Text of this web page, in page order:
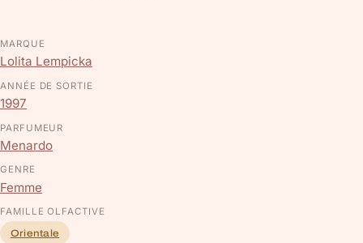
MARQUE
Lolita Lempicka
ANNÉE DE SORTIE
1997
PARFUMEUR
Menardo
GENRE
Femme
FAMILLE OLFACTIVE
Orientale